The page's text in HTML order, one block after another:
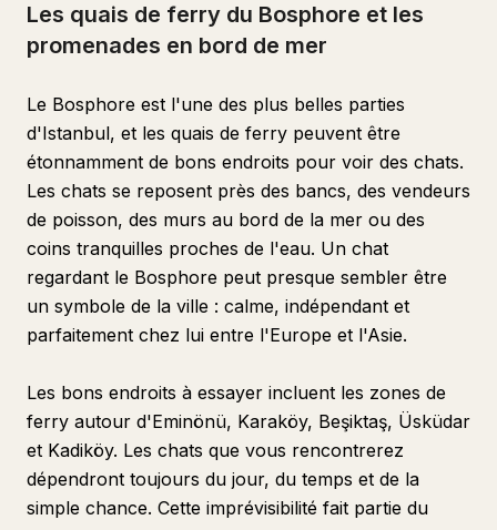
Les quais de ferry du Bosphore et les
promenades en bord de mer
Le Bosphore est l'une des plus belles parties
d'Istanbul, et les quais de ferry peuvent être
étonnamment de bons endroits pour voir des chats.
Les chats se reposent près des bancs, des vendeurs
de poisson, des murs au bord de la mer ou des
coins tranquilles proches de l'eau. Un chat
regardant le Bosphore peut presque sembler être
un symbole de la ville : calme, indépendant et
parfaitement chez lui entre l'Europe et l'Asie.
Les bons endroits à essayer incluent les zones de
ferry autour d'Eminönü, Karaköy, Beşiktaş, Üsküdar
et Kadiköy. Les chats que vous rencontrerez
dépendront toujours du jour, du temps et de la
simple chance. Cette imprévisibilité fait partie du